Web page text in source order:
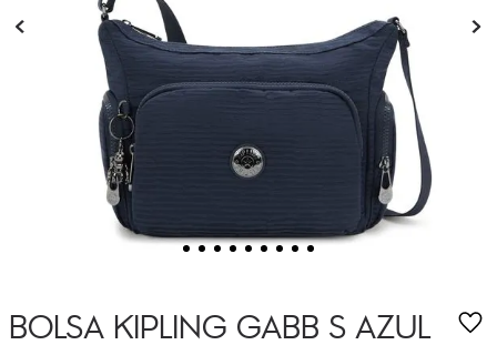
BOLSA KIPLING GABB SAZUL